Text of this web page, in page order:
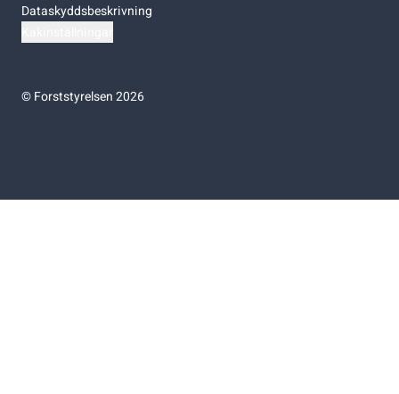
Dataskyddsbeskrivning
©Forststyrelsen 2026